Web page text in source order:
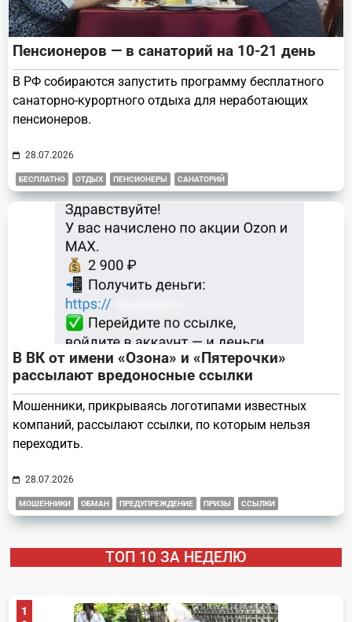
Пенсионеров — в санаторий на 10-21 день
В РФ собираются запустить программу бесплатного
санаторно-курортного отдыха для неработающих
пенсионеров.
28.07.2026
БЕСПЛАТНО ОТДЫХ ПЕНСИОНЕРЫ САНАТОРИЙ
В ВК от имени «Озона» и «Пятерочки»
рассылают вредоносные ссылки
Мошенники, прикрываясь логотипами известных
компаний, рассылают ссылки, по которым нельзя
переходить.
28.07.2026
МОШЕННИКИ ОБМАН ПРЕДУПРЕЖДЕНИЕ ПРИЗЫ ССЫЛКИ
ТОП 10 ЗА НЕДЕЛЮ